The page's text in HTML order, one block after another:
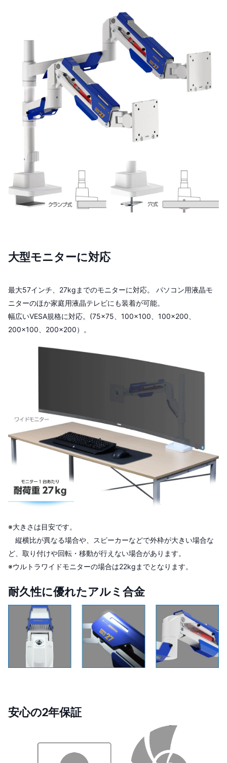
大型モニターに対応
最大57インチ、27kgまでのモニターに対応。 パソコン用液晶モ
ニターのほか家庭用液晶テレビにも装着が可能。
幅広いVESA規格に対応。(75×75、100×100、100×200、
200×100、200×200）。
※大きさは目安です。
縦横比が異なる場合や、スピーカーなどで外枠が大きい場合な
ど、取り付けや回転・移動が行えない場合があります。
※ウルトラワイドモニターの場合は22kgまでとなります。
耐久性に優れたアルミ合金
安心の2年保証